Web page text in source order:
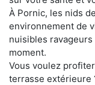
À Pornic, les nids
environnement de
nuisibles
moment.
Vous voulez
terrasse extérieure